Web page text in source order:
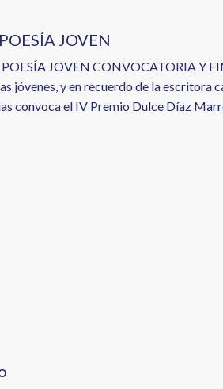
JOVEN
JOVEN CONVOCATORIA Y
jóvenes, y en recuerdo de la escritora
convoca el IV Premio Dulce Díaz